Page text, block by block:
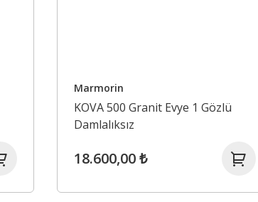
Marmorin
KOVA 500 Granit Evye 1 Gözlü
Damlalıksız
18.600,00 ₺